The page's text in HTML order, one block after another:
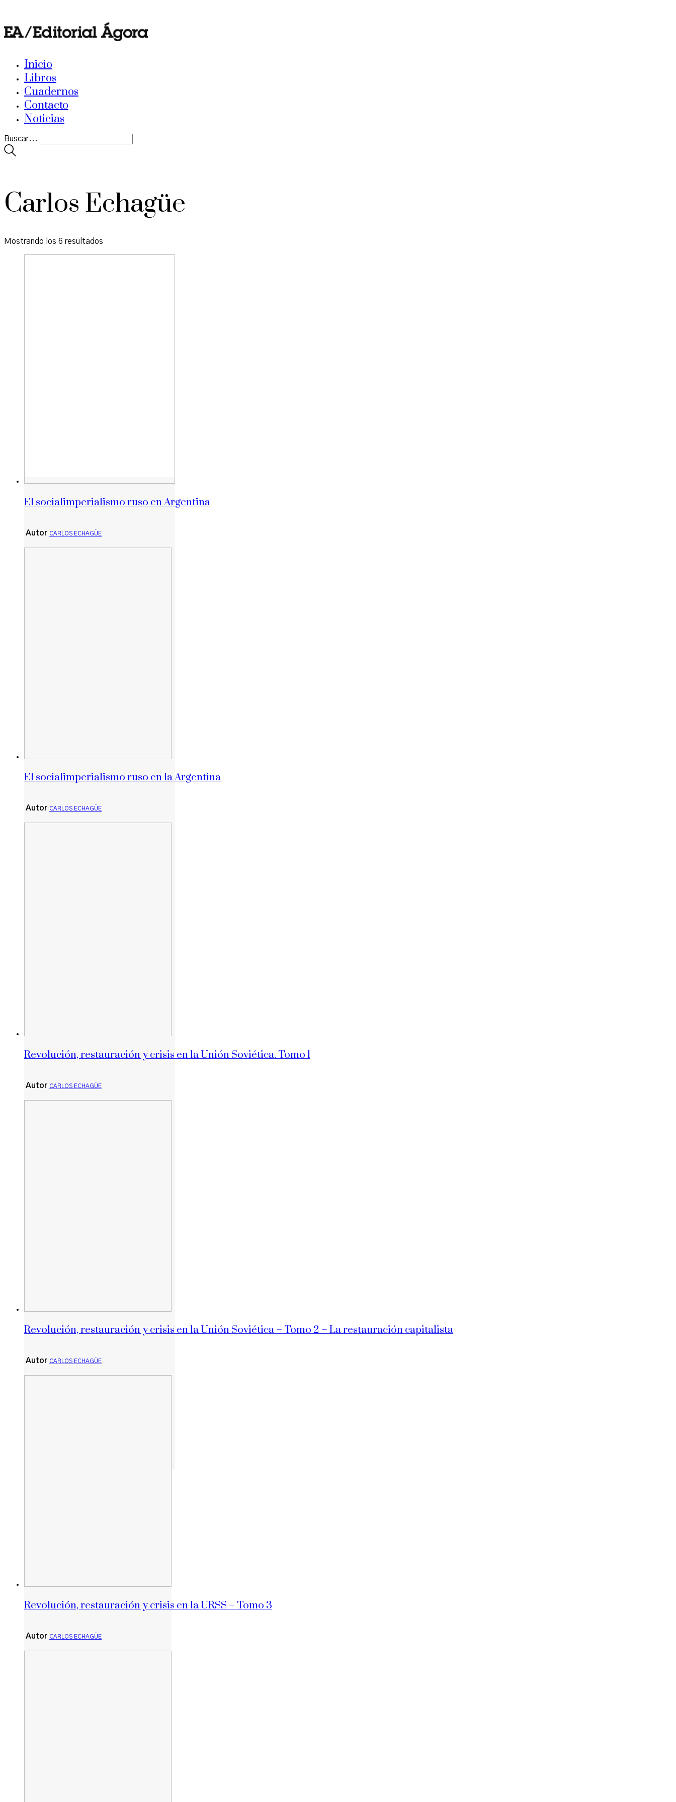
Inicio
Libros
Cuadernos
Contacto
Noticias
Buscar...
Carlos Echagüe
Mostrando los 6 resultados
El socialimperialismo ruso en Argentina
Autor CARLOS ECHAGÜE
El socialimperialismo ruso en la Argentina
Autor CARLOS ECHAGÜE
Revolución, restauración y crisis en la Unión Soviética. Tomo 1
Autor CARLOS ECHAGÜE
Revolución, restauración y crisis en la Unión Soviética – Tomo 2 – La restauración capitalista
Autor CARLOS ECHAGÜE
Revolución, restauración y crisis en la URSS – Tomo 3
Autor CARLOS ECHAGÜE